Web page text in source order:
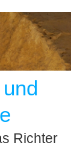
Richter